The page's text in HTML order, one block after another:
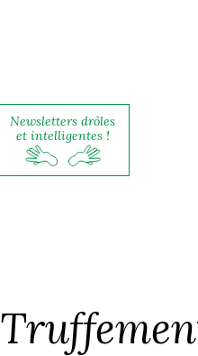
Newsletters drôles
et intelligentes !